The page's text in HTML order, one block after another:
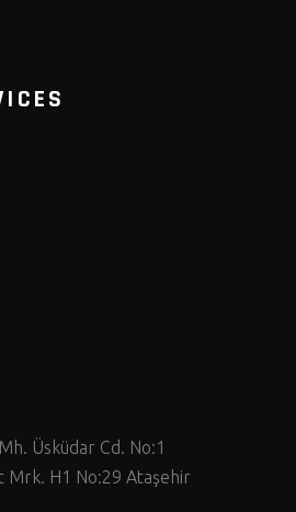
Üsküdar Cd. No:1
Mrk. H1 No:29 Ataşehir